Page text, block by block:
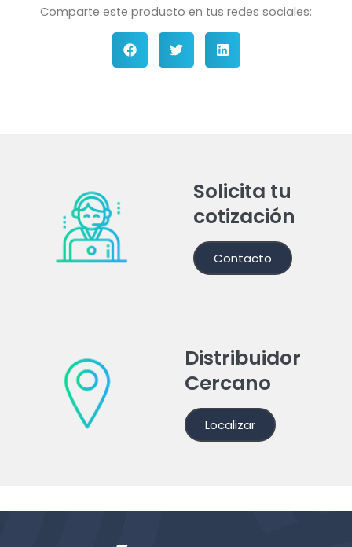
Comparte este producto en tus redes sociales:
Solicita tu
cotización
Contacto
Distribuidor
Cercano
Localizar